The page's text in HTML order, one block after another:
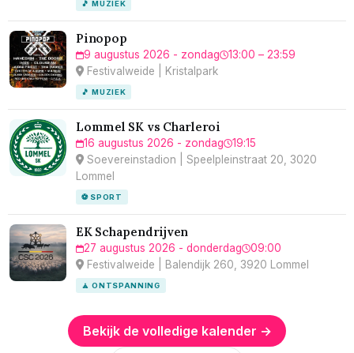
🎵 MUZIEK
Pinopop
9 augustus 2026 - zondag
13:00 – 23:59
Festivalweide | Kristalpark
🎵 MUZIEK
Lommel SK vs Charleroi
16 augustus 2026 - zondag
19:15
Soevereinstadion | Speelpleinstraat 20, 3020
Lommel
⚽ SPORT
EK Schapendrijven
27 augustus 2026 - donderdag
09:00
Festivalweide | Balendijk 260, 3920 Lommel
🧘 ONTSPANNING
Bekijk de volledige kalender →